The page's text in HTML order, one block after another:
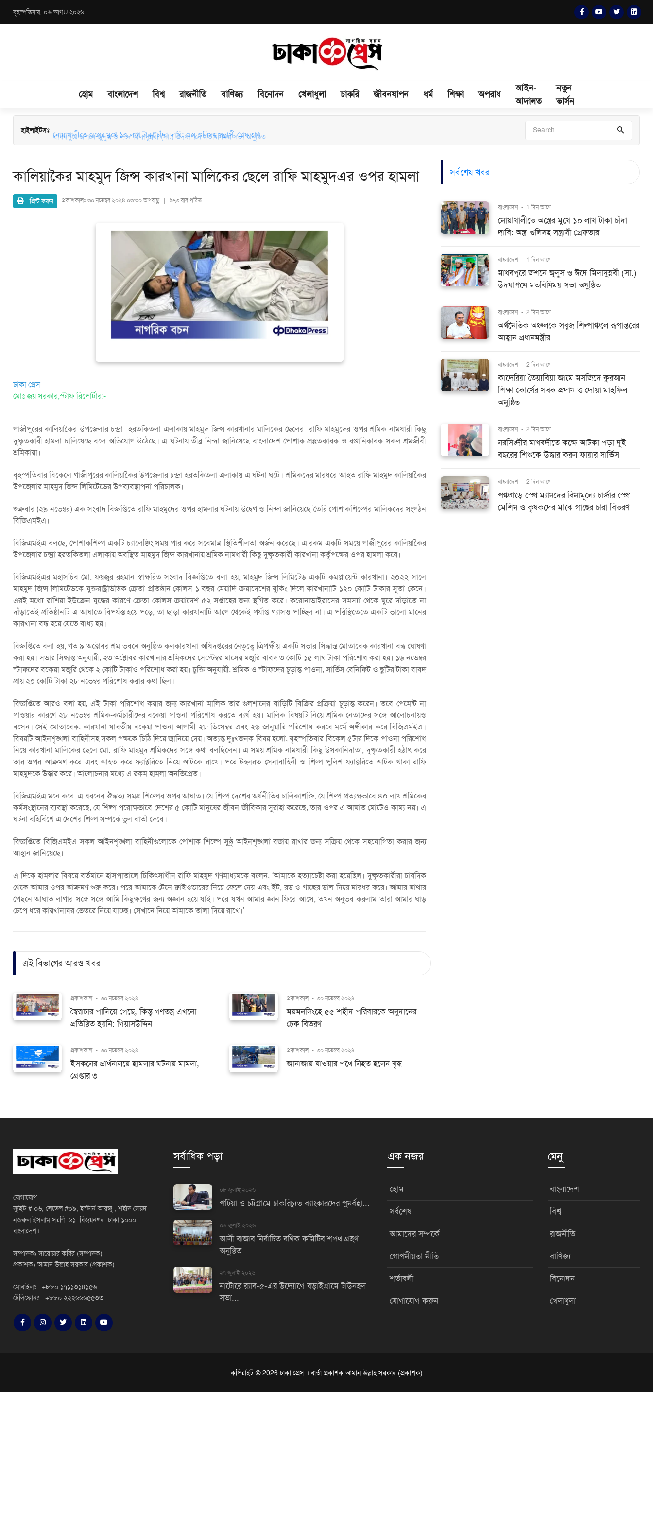
বৃহস্পতিবার, ০৬ আগU ২০২৬
হোম বাংলাদেশ বিশ্ব রাজনীতি বাণিজ্য বিনোদন খেলাধুলা চাকরি জীবনযাপন ধর্ম শিক্ষা অপরাধ
আইন-
আদালত
নতুন
ভার্সন
হাইলাইটসঃ মাধবপুরে জশনে জুলুস ও ঈদে মিলাদুন্নবী (সা.) উদযাপনে মতবিনিময় সভা অনুষ্ঠিত
কালিয়াকৈর মাহমুদ জিন্স কারখানা মালিকের ছেলে রাফি মাহমুদএর ওপর হামলা
প্রিন্ট করুন প্রকাশকালঃ ৩০ নভেম্বর ২০২৪ ০৩:৩০ অপরাহ্ণ | ৯৭৩ বার পঠিত
ঢাকা প্রেস
মোঃ জয় সরকার,স্টাফ রিপোর্টার:-
গাজীপুরের কালিয়াকৈর উপজেলার চন্দ্রা হরতকিতলা এলাকায় মাহমুদ জিন্স কারখানার মালিকের ছেলের রাফি মাহমুদের ওপর শ্রমিক নামধারী কিছু
দুষ্কৃতকারী হামলা চালিয়েছে বলে অভিযোগ উঠেছে। এ ঘটনায় তীব্র নিন্দা জানিয়েছে বাংলাদেশ পোশাক প্রস্তুতকারক ও রপ্তানিকারক সকল শ্রমজীবী
শ্রমিকারা।
বৃহস্পতিবার বিকেলে গাজীপুরের কালিয়াকৈর উপজেলার চন্দ্রা হরতকিতলা এলাকায় এ ঘটনা ঘটে। শ্রমিকদের মারধরে আহত রাফি মাহমুদ কালিয়াকৈর
উপজেলার মাহমুদ জিন্স লিমিটেডের উপব্যবস্থাপনা পরিচালক।
শুক্রবার (২৯ নভেম্বর) এক সংবাদ বিজ্ঞপ্তিতে রাফি মাহমুদের ওপর হামলার ঘটনায় উদ্বেগ ও নিন্দা জানিয়েছে তৈরি পোশাকশিল্পের মালিকদের সংগঠন
বিজিএমইএ।
বিজিএমইএ বলছে, পোশাকশিল্প একটি চ্যালেঞ্জিং সময় পার করে সবেমাত্র স্থিতিশীলতা অর্জন করেছে। এ রকম একটি সময়ে গাজীপুরের কালিয়াকৈর
উপজেলার চন্দ্রা হরতকিতলা এলাকায় অবস্থিত মাহমুদ জিন্স কারখানায় শ্রমিক নামধারী কিছু দুষ্কৃতকারী কারখানা কর্তৃপক্ষের ওপর হামলা করে।
বিজিএমইএর মহাসচিব মো. ফয়জুর রহমান স্বাক্ষরিত সংবাদ বিজ্ঞপ্তিতে বলা হয়, মাহমুদ জিন্স লিমিটেড একটি কমপ্লায়েন্ট কারখানা। ২০২২ সালে
মাহমুদ জিন্স লিমিটেডকে যুক্তরাষ্ট্রভিত্তিক ক্রেতা প্রতিষ্ঠান কোলস ১ বছর মেয়াদি ক্রয়াদেশের বুকিং দিলে কারখানাটি ১২০ কোটি টাকার সুতা কেনে।
এরই মধ্যে রাশিয়া-ইউক্রেন যুদ্ধের কারণে ক্রেতা কোলস ক্রয়াদেশ ৫২ সপ্তাহের জন্য স্থগিত করে। করোনাভাইরাসের সমস্যা থেকে ঘুরে দাঁড়াতে না
দাঁড়াতেই প্রতিষ্ঠানটি এ আঘাতে বিপর্যস্ত হয়ে পড়ে, তা ছাড়া কারখানাটি আগে থেকেই পর্যাপ্ত গ্যাসও পাচ্ছিল না। এ পরিস্থিতেতে একটি ভালো মানের
কারখানা বন্ধ হয়ে যেতে বাধ্য হয়।
বিজ্ঞপ্তিতে বলা হয়, গত ৯ অক্টোবর শ্রম ভবনে অনুষ্ঠিত কলকারখানা অধিদপ্তরের নেতৃত্বে ত্রিপক্ষীয় একটি সভার সিদ্ধান্ত মোতাবেক কারখানা বন্ধ ঘোষণা
করা হয়। সভার সিদ্ধান্ত অনুযায়ী, ২৩ অক্টোবর কারখানার শ্রমিকদের সেপ্টেম্বর মাসের মজুরি বাবদ ৩ কোটি ১৫ লাখ টাকা পরিশোধ করা হয়। ১৬ নভেম্বর
স্টাফদের বকেয়া মজুরি থেকে ২ কোটি টাকাও পরিশোধ করা হয়। চুক্তি অনুযায়ী, শ্রমিক ও স্টাফদের চূড়ান্ত পাওনা, সার্ভিস বেনিফিট ও ছুটির টাকা বাবদ
প্রায় ২০ কোটি টাকা ২৮ নভেম্বর পরিশোধ করার কথা ছিল।
বিজ্ঞপ্তিতে আরও বলা হয়, এই টাকা পরিশোধ করার জন্য কারখানা মালিক তার গুলশানের বাড়িটি বিক্রির প্রক্রিয়া চূড়ান্ত করেন। তবে পেমেন্ট না
পাওয়ার কারণে ২৮ নভেম্বর শ্রমিক-কর্মচারীদের বকেয়া পাওনা পরিশোধ করতে ব্যর্থ হয়। মালিক বিষয়টি নিয়ে শ্রমিক নেতাদের সঙ্গে আলোচনায়ও
বসেন। সেই মোতাবেক, কারখানা যাবতীয় বকেয়া পাওনা আগামী ২৮ ডিসেম্বর এবং ২৬ জানুয়ারি পরিশোধ করবে মর্মে অঙ্গীকার করে বিজিএমইএ।
বিষয়টি আইনশৃঙ্খলা বাহিনীসহ সকল পক্ষকে চিঠি দিয়ে জানিয়ে দেয়। অত্যন্ত দুঃখজনক বিষয় হলো, বৃহস্পতিবার বিকেল ৫টার দিকে পাওনা পরিশোধ
নিয়ে কারখানা মালিকের ছেলে মো. রাফি মাহমুদ শ্রমিকদের সঙ্গে কথা বলছিলেন। এ সময় শ্রমিক নামধারী কিছু উসকানিদাতা, দুষ্কৃতকারী হঠাৎ করে
তার ওপর আক্রমণ করে এবং আহত করে ফ্যাক্টরিতে নিয়ে আটকে রাখে। পরে টহলরত সেনাবাহিনী ও শিল্প পুলিশ ফ্যাক্টরিতে আটক থাকা রাফি
মাহমুদকে উদ্ধার করে। আলোচনার মধ্যে এ রকম হামলা অনভিপ্রেত।
বিজিএমইএ মনে করে, এ ধরনের ঔদ্ধত্য সমগ্র শিল্পের ওপর আঘাত। যে শিল্প দেশের অর্থনীতির চালিকাশক্তি, যে শিল্প প্রত্যক্ষভাবে ৪০ লাখ শ্রমিকের
কর্মসংস্থানের ব্যবস্থা করেছে, যে শিল্প পরোক্ষভাবে দেশের ৫ কোটি মানুষের জীবন-জীবিকার সুরাহা করেছে, তার ওপর এ আঘাত মোটেও কাম্য নয়। এ
ঘটনা বহির্বিশ্বে এ দেশের শিল্প সম্পর্কে ভুল বার্তা দেবে।
বিজ্ঞপ্তিতে বিজিএমইএ সকল আইনশৃঙ্খলা বাহিনীগুলোকে পোশাক শিল্পে সুষ্ঠু আইনশৃঙ্খলা বজায় রাখার জন্য সক্রিয় থেকে সহযোগিতা করার জন্য
আহ্বান জানিয়েছে।
এ দিকে হামলার বিষয়ে বর্তমানে হাসপাতালে চিকিৎসাধীন রাফি মাহমুদ গণমাধ্যমকে বলেন, ‘আমাকে হত্যাচেষ্টা করা হয়েছিল। দুষ্কৃতকারীরা চারদিক
থেকে আমার ওপর আক্রমণ শুরু করে। পরে আমাকে টেনে ফ্লাইওভারের নিচে ফেলে দেয় এবং ইট, রড ও গাছের ডাল দিয়ে মারধর করে। আমার মাথার
পেছনে আঘাত লাগার সঙ্গে সঙ্গে আমি কিছুক্ষণের জন্য অজ্ঞান হয়ে যাই। পরে যখন আমার জ্ঞান ফিরে আসে, তখন অনুভব করলাম তারা আমার ঘাড়
চেপে ধরে কারখানাযর ভেতরে নিয়ে যাচ্ছে। সেখানে নিয়ে আমাকে তালা দিয়ে রাখে।’
এই বিভাগের আরও খবর
প্রকাশকাল - ৩০ নভেম্বর ২০২৪
স্বৈরাচার পালিয়ে গেছে, কিন্তু গণতন্ত্র এখনো
প্রতিষ্ঠিত হয়নি: গিয়াসউদ্দিন
প্রকাশকাল - ৩০ নভেম্বর ২০২৪
ময়মনসিংহে ৫৫ শহীদ পরিবারকে অনুদানের
চেক বিতরণ
প্রকাশকাল - ৩০ নভেম্বর ২০২৪
ইসকনের প্রার্থনালয়ে হামলার ঘটনায় মামলা,
গ্রেপ্তার ৩
প্রকাশকাল - ৩০ নভেম্বর ২০২৪
জানাজায় যাওয়ার পথে নিহত হলেন বৃদ্ধ
সর্বশেষ খবর
বাংলাদেশ - 1 দিন আগে
নোয়াখালীতে অস্ত্রের মুখে ১০ লাখ টাকা চাঁদা
দাবি: অস্ত্র-গুলিসহ সন্ত্রাসী গ্রেফতার
বাংলাদেশ - 1 দিন আগে
মাধবপুরে জশনে জুলুস ও ঈদে মিলাদুন্নবী (সা.)
উদযাপনে মতবিনিময় সভা অনুষ্ঠিত
বাংলাদেশ - 2 দিন আগে
অর্থনৈতিক অঞ্চলকে সবুজ শিল্পাঞ্চলে রূপান্তরের
আহ্বান প্রধানমন্ত্রীর
বাংলাদেশ - 2 দিন আগে
কাদেরিয়া তৈয়্যবিয়া জামে মসজিদে কুরআন
শিক্ষা কোর্সের সবক প্রদান ও দোয়া মাহফিল
অনুষ্ঠিত
বাংলাদেশ - 2 দিন আগে
নরসিংদীর মাধবদীতে কক্ষে আটকা পড়া দুই
বছরের শিশুকে উদ্ধার করল ফায়ার সার্ভিস
বাংলাদেশ - 2 দিন আগে
পঞ্চগড়ে স্প্রে ম্যানদের বিনামূল্যে চার্জার স্প্রে
মেশিন ও কৃষকদের মাঝে গাছের চারা বিতরণ
যোগাযোগ
স্যুইট # ০৬, লেভেল #০৯, ইস্টার্ন আরজু , শহীদ সৈয়দ
নজরুল ইসলাম সরণি, ৬১, বিজয়নগর, ঢাকা ১০০০,
বাংলাদেশ।
সম্পাদকঃ সারোয়ার কবির (সম্পাদক)
প্রকাশকঃ আমান উল্লাহ সরকার (প্রকাশক)
মোবাইলঃ +৮৮০ ১৭১১৩১৪১৫৬
টেলিফোনঃ +৮৮০ ২২২৬৬৬৫৫৩৩
সর্বাধিক পড়া
০৮ জুলাই ২০২৬
পটিয়া ও চট্টগ্রামে চাকরিচ্যুত ব্যাংকারদের পুনর্বহা...
০৬ জুলাই ২০২৬
আলী বাজার নির্বাচিত বণিক কমিটির শপথ গ্রহণ
অনুষ্ঠিত
২৭ জুলাই ২০২৬
নাটোরে র‌্যাব-৫-এর উদ্যোগে বড়াইগ্রামে টাউনহল
সভা...
এক নজর
হোম
সর্বশেষ
আমাদের সম্পর্কে
গোপনীয়তা নীতি
শর্তাবলী
যোগাযোগ করুন
মেনু
বাংলাদেশ
বিশ্ব
রাজনীতি
বাণিজ্য
বিনোদন
খেলাধুলা
কপিরাইট © 2026 ঢাকা প্রেস । বার্তা প্রকাশক আমান উল্লাহ সরকার (প্রকাশক)